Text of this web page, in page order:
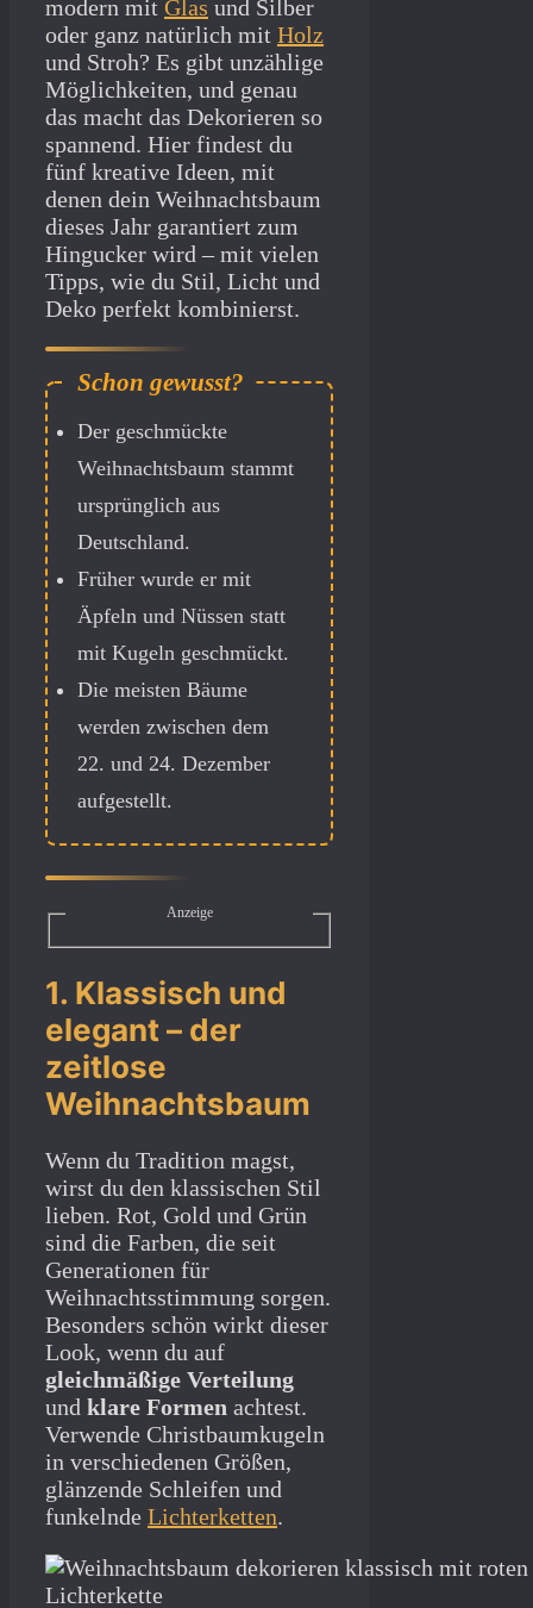
modern mit Glas und Silber
oder ganz natürlich mit Holz
und Stroh? Es gibt unzählige
Möglichkeiten, und genau
das macht das Dekorieren so
spannend. Hier findest du
fünf kreative Ideen, mit
denen dein Weihnachtsbaum
dieses Jahr garantiert zum
Hingucker wird – mit vielen
Tipps, wie du Stil, Licht und
Deko perfekt kombinierst.
Der geschmückte
Weihnachtsbaum stammt
ursprünglich aus
Deutschland.
Früher wurde er mit
Äpfeln und Nüssen statt
mit Kugeln geschmückt.
Die meisten Bäume
werden zwischen dem
22. und 24. Dezember
aufgestellt.
Anzeige
1. Klassisch und
elegant – der
zeitlose
Weihnachtsbaum
Wenn du Tradition magst,
wirst du den klassischen Stil
lieben. Rot, Gold und Grün
sind die Farben, die seit
Generationen für
Weihnachtsstimmung sorgen.
Besonders schön wirkt dieser
Look, wenn du auf
gleichmäßige Verteilung
und klare Formen achtest.
Verwende Christbaumkugeln
in verschiedenen Größen,
glänzende Schleifen und
funkelnde Lichterketten.